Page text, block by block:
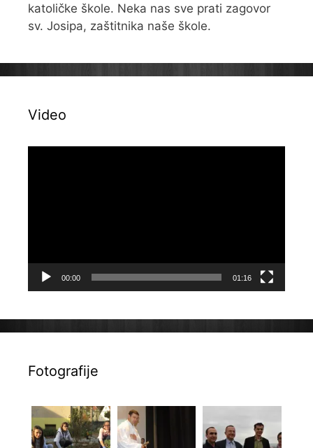
katoličke škole. Neka nas sve prati zagovor
sv. Josipa, zaštitnika naše škole.
Video
00:00 01:16
Fotografije